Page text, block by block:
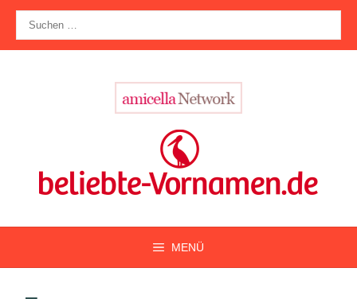
Zum
Inhalt
springen
nach:
MENÜ